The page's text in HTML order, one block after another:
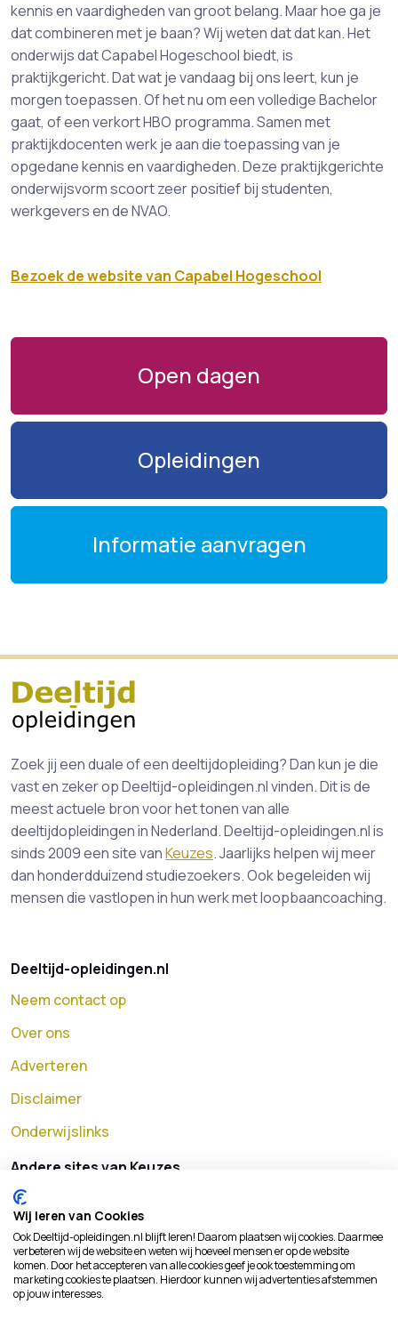
kennis en vaardigheden van groot belang. Maar hoe ga je
dat combineren met je baan? Wij weten dat dat kan. Het
onderwijs dat Capabel Hogeschool biedt, is
praktijkgericht. Dat wat je vandaag bij ons leert, kun je
morgen toepassen. Of het nu om een volledige Bachelor
gaat, of een verkort HBO programma. Samen met
praktijkdocenten werk je aan die toepassing van je
opgedane kennis en vaardigheden. Deze praktijkgerichte
onderwijsvorm scoort zeer positief bij studenten,
werkgevers en de NVAO.
Bezoek de website van Capabel Hogeschool
Open dagen
Opleidingen
Informatie aanvragen
Zoek jij een duale of een deeltijdopleiding? Dan kun je die
vast en zeker op Deeltijd-opleidingen.nl vinden. Dit is de
meest actuele bron voor het tonen van alle
deeltijdopleidingen in Nederland. Deeltijd-opleidingen.nl is
sinds 2009 een site vanKeuzes. Jaarlijks helpen wij meer
dan honderdduizend studiezoekers. Ook begeleiden wij
mensen die vastlopen in hun werk met loopbaancoaching.
Deeltijd-opleidingen.nl
Neem contact op
Over ons
Adverteren
Disclaimer
Onderwijslinks
Andere sites van Keuzes
MBO opleidingen
HBO opleidingen
Universitaire opleidingen
Masteropleidingen
Wij leren van Cookies
Ook Deeltijd-opleidingen.nl blijft leren! Daarom plaatsen wij cookies. Daarmee
verbeteren wij de website en weten wij hoeveel mensen er op de website
komen. Door het accepteren van alle cookies geef je ook toestemming om
marketing cookies te plaatsen. Hierdoor kunnen wij advertenties afstemmen
op jouw interesses.